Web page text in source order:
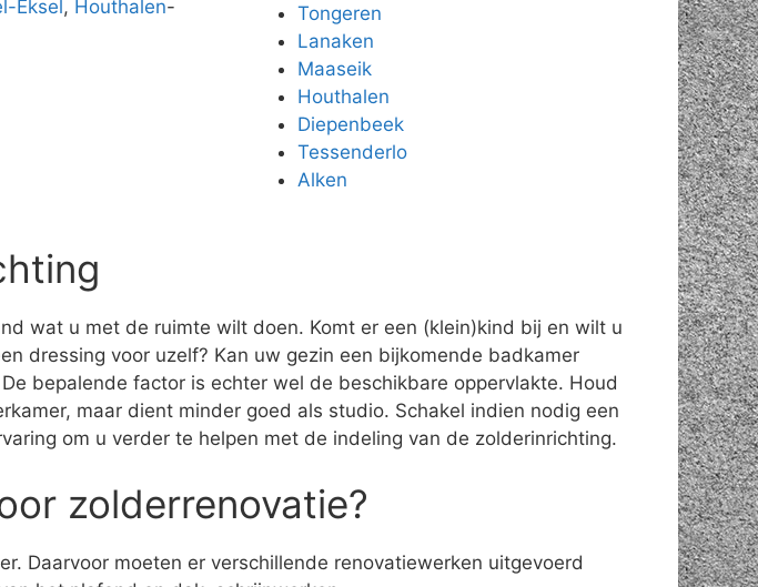
Eksel, Houthalen-
Tongeren
Lanaken
Maaseik
Houthalen
Diepenbeek
Tessenderlo
Alken
wat u met de ruimte wilt doen. Komt er een (klein)kind bij en wilt u
dressing voor uzelf? Kan uw gezin een bijkomende badkamer
bepalende factor is echter wel de beschikbare oppervlakte. Houd
maar dient minder goed als studio. Schakel indien nodig een
om u verder te helpen met de indeling van de zolderinrichting.
zolderrenovatie?
Daarvoor moeten er verschillende renovatiewerken uitgevoerd